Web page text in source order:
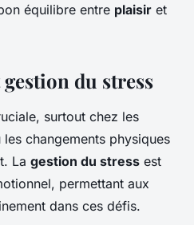
équilibre entre plaisir et
du stress
surtout chez les
changements physiques
La gestion du stress est
permettant aux
dans ces défis.